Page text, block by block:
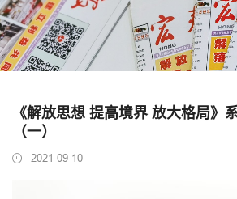
《解放思想 提高境界 放大格局》
（一）
2021-09-10